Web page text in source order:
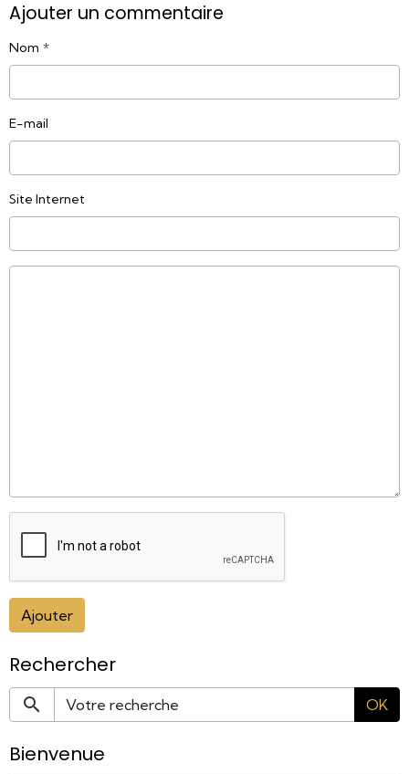
Ajouter un commentaire
Nom
E-mail
Site Internet
Ajouter
Rechercher
OK
Bienvenue